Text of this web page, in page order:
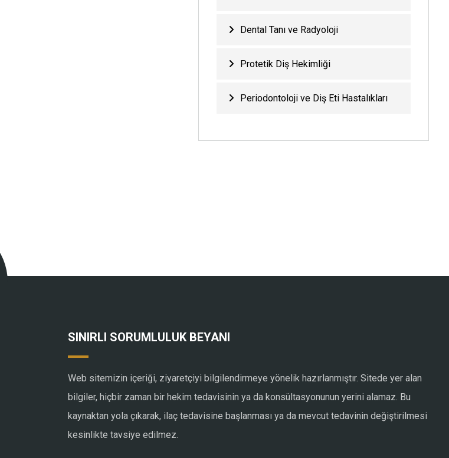
Dental Tanı ve Radyoloji
Protetik Diş Hekimliği
Periodontoloji ve Diş Eti Hastalıkları
SINIRLI SORUMLULUK BEYANI
Web sitemizin içeriği, ziyaretçiyi bilgilendirmeye yönelik hazırlanmıştır. Sitede yer alan
bilgiler, hiçbir zaman bir hekim tedavisinin ya da konsültasyonunun yerini alamaz. Bu
kaynaktan yola çıkarak, ilaç tedavisine başlanması ya da mevcut tedavinin değiştirilmesi
kesinlikte tavsiye edilmez.